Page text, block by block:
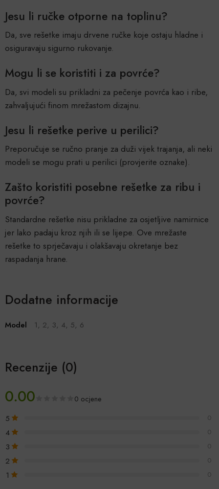
Jesu li ručke otporne na toplinu?
Da, sve rešetke imaju drvene ručke koje ostaju hladne i
osiguravaju sigurno rukovanje.
Mogu li se koristiti i za povrće?
Da, svi modeli su prikladni za pečenje povrća kao i ribe,
zahvaljujući finom mrežastom dizajnu.
Jesu li rešetke perive u perilici?
Preporučuje se ručno pranje za duži vijek trajanja, ali neki
modeli se mogu prati u perilici (provjerite oznake).
Zašto koristiti posebne rešetke za ribu i
povrće?
Standardne rešetke nisu prikladne za osjetljive namirnice
jer lako padaju kroz njih ili se lijepe. Ove mrežaste
rešetke to sprječavaju i olakšavaju okretanje bez
raspadanja hrane.
Dodatne informacije
Model 1, 2, 3, 4, 5, 6
Recenzije (0)
0.00 0 ocjene
5 0
4 0
3 0
2 0
1 0